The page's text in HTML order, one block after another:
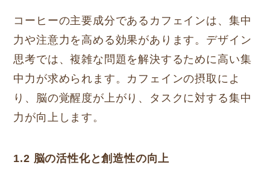
コーヒーの主要成分であるカフェインは、集中
力や注意力を高める効果があります。デザイン
思考では、複雑な問題を解決するために高い集
中力が求められます。カフェインの摂取によ
り、脳の覚醒度が上がり、タスクに対する集中
力が向上します。
1.2 脳の活性化と創造性の向上